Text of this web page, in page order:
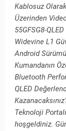
Kablosuz
Üzerinden
55GFSG8-
Widevine L1
Android
Kumandanın
Bluetooth
QLED
Teknoloji
hoşgeldiniz.